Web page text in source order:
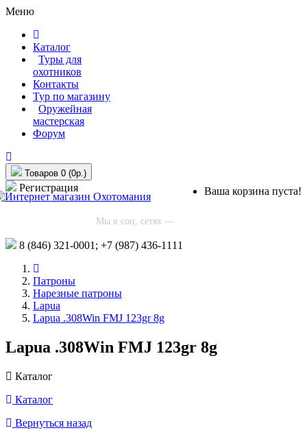
Меню
Каталог
Туры для
охотников
Контакты
Тур по магазину
Оружейная
мастерская
Форум
Товаров 0 (0р.)
Ваша корзина пуста!
Регистрация
Мы в соц. сетях —
8 (846) 321-0001; +7 (987) 436-1111
Патроны
Нарезные патроны
Lapua
Lapua .308Win FMJ 123gr 8g
Lapua .308Win FMJ 123gr 8g
Каталог
Каталог
Вернуться назад